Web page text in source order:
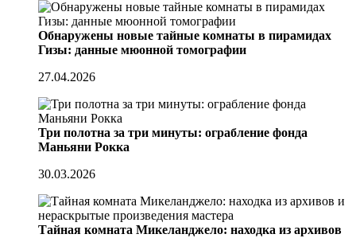
Обнаружены новые тайные комнаты в пирамидах
Гизы: данные мюонной томографии
27.04.2026
Три полотна за три минуты: ограбление фонда
Маньяни Рокка
30.03.2026
Тайная комната Микеланджело: находка из архивов